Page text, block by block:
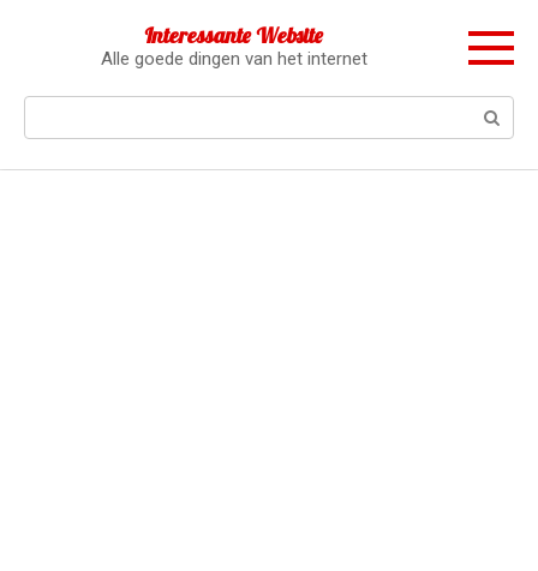
Interessante Website
Alle goede dingen van het internet